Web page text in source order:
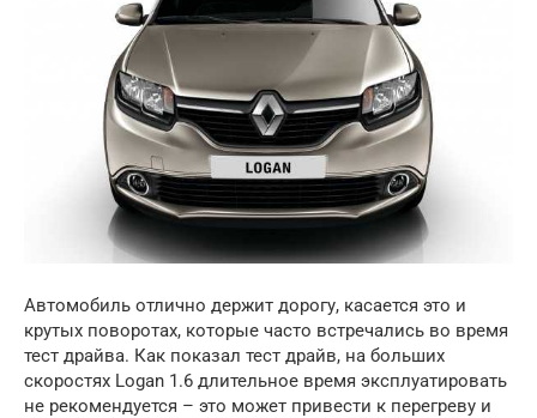
Автомобиль отлично держит дорогу, касается это и
крутых поворотах, которые часто встречались во время
тест драйва. Как показал тест драйв, на больших
скоростях Logan 1.6 длительное время эксплуатировать
не рекомендуется – это может привести к перегреву и